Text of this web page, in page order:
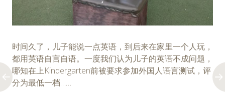
时间久了，儿子能说一点英语，到后来在家里一个人玩，
都用英语自言自语。一度我们认为儿子的英语不成问题，
哪知在上Kindergarten前被要求参加外国人语言测试，评
分为最低一档……